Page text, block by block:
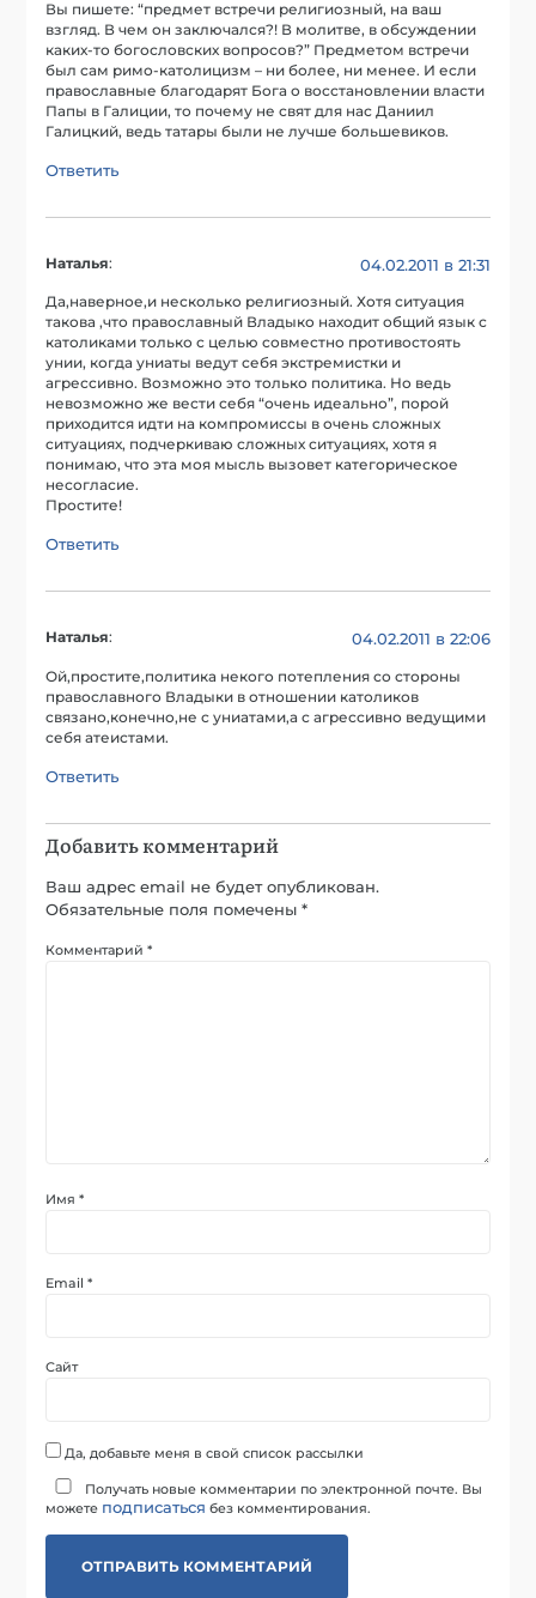
Вы пишете: “предмет встречи религиозный, на ваш
взгляд. В чем он заключался?! В молитве, в обсуждении
каких-то богословских вопросов?” Предметом встречи
был сам римо-католицизм – ни более, ни менее. И если
православные благодарят Бога о восстановлении власти
Папы в Галиции, то почему не свят для нас Даниил
Галицкий, ведь татары были не лучше большевиков.
Ответить
Наталья: 04.02.2011 в 21:31
Да,наверное,и несколько религиозный. Хотя ситуация
такова ,что православный Владыко находит общий язык с
католиками только с целью совместно противостоять
унии, когда униаты ведут себя экстремистки и
агрессивно. Возможно это только политика. Но ведь
невозможно же вести себя “очень идеально”, порой
приходится идти на компромиссы в очень сложных
ситуациях, подчеркиваю сложных ситуациях, хотя я
понимаю, что эта моя мысль вызовет категорическое
несогласие.
Простите!
Ответить
Наталья: 04.02.2011 в 22:06
Ой,простите,политика некого потепления со стороны
православного Владыки в отношении католиков
связано,конечно,не с униатами,а с агрессивно ведущими
себя атеистами.
Ответить
Добавить комментарий
Ваш адрес email не будет опубликован.
Обязательные поля помечены*
Комментарий*
Имя*
Email*
Сайт
Да, добавьте меня в свой список рассылки
Получать новые комментарии по электронной почте. Вы
можете подписаться без комментирования.